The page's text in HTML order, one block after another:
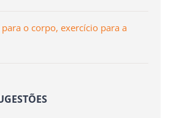
o corpo, exercício para a